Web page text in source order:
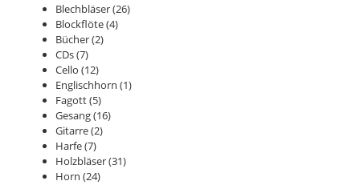
Blechbläser(26)
Blockflöte(4)
Bücher(2)
CDs(7)
Cello (12)
Englischhorn (1)
Fagott(5)
Gesang(16)
Gitarre(2)
Harfe(7)
Holzbläser(31)
Horn (24)